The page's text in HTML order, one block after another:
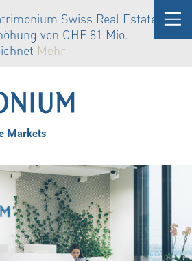
Swiss Real Estate
von CHF 81 Mio.
Mehr
Markets